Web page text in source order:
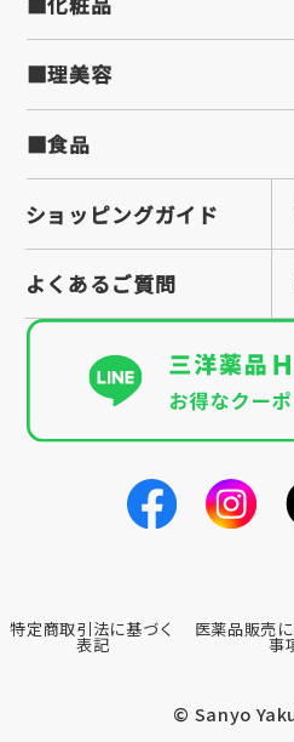
■理美容
■食品
ショッピングガイド
よくあるご質問
特定商取引法に基づく
表記
医薬品販売
事
© Sanyo